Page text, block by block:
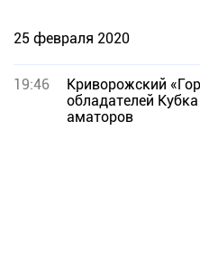
25 февраля 2020
19:46
Криворожский
обладателей
аматоров